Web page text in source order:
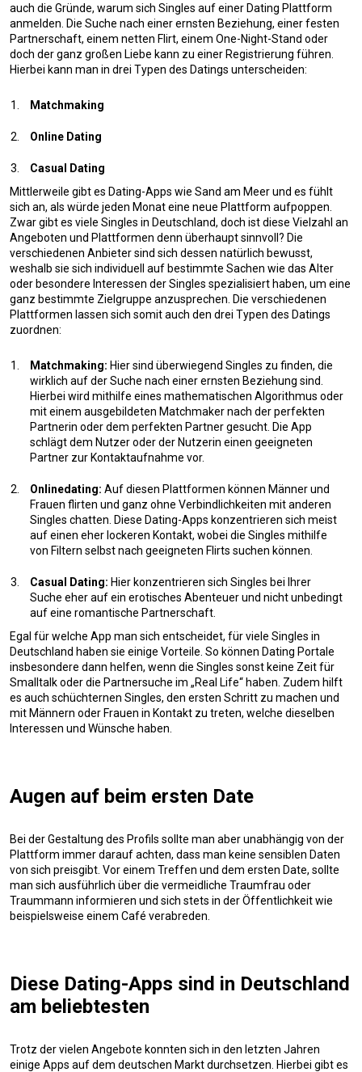
auch die Gründe, warum sich Singles auf einer Dating Plattform
anmelden. Die Suche nach einer ernsten Beziehung, einer festen
Partnerschaft, einem netten Flirt, einem One-Night-Stand oder
doch der ganz großen Liebe kann zu einer Registrierung führen.
Hierbei kann man in drei Typen des Datings unterscheiden:
Matchmaking
Online Dating
Casual Dating
Mittlerweile gibt es Dating-Apps wie Sand am Meer und es fühlt
sich an, als würde jeden Monat eine neue Plattform aufpoppen.
Zwar gibt es viele Singles in Deutschland, doch ist diese Vielzahl an
Angeboten und Plattformen denn überhaupt sinnvoll? Die
verschiedenen Anbieter sind sich dessen natürlich bewusst,
weshalb sie sich individuell auf bestimmte Sachen wie das Alter
oder besondere Interessen der Singles spezialisiert haben, um eine
ganz bestimmte Zielgruppe anzusprechen. Die verschiedenen
Plattformen lassen sich somit auch den drei Typen des Datings
zuordnen:
Matchmaking: Hier sind überwiegend Singles zu finden, die
wirklich auf der Suche nach einer ernsten Beziehung sind.
Hierbei wird mithilfe eines mathematischen Algorithmus oder
mit einem ausgebildeten Matchmaker nach der perfekten
Partnerin oder dem perfekten Partner gesucht. Die App
schlägt dem Nutzer oder der Nutzerin einen geeigneten
Partner zur Kontaktaufnahme vor.
Onlinedating: Auf diesen Plattformen können Männer und
Frauen flirten und ganz ohne Verbindlichkeiten mit anderen
Singles chatten. Diese Dating-Apps konzentrieren sich meist
auf einen eher lockeren Kontakt, wobei die Singles mithilfe
von Filtern selbst nach geeigneten Flirts suchen können.
Casual Dating: Hier konzentrieren sich Singles bei Ihrer
Suche eher auf ein erotisches Abenteuer und nicht unbedingt
auf eine romantische Partnerschaft.
Egal für welche App man sich entscheidet, für viele Singles in
Deutschland haben sie einige Vorteile. So können Dating Portale
insbesondere dann helfen, wenn die Singles sonst keine Zeit für
Smalltalk oder die Partnersuche im „Real Life“ haben. Zudem hilft
es auch schüchternen Singles, den ersten Schritt zu machen und
mit Männern oder Frauen in Kontakt zu treten, welche dieselben
Interessen und Wünsche haben.
Augen auf beim ersten Date
Bei der Gestaltung des Profils sollte man aber unabhängig von der
Plattform immer darauf achten, dass man keine sensiblen Daten
von sich preisgibt. Vor einem Treffen und dem ersten Date, sollte
man sich ausführlich über die vermeidliche Traumfrau oder
Traummann informieren und sich stets in der Öffentlichkeit wie
beispielsweise einem Café verabreden.
Diese Dating-Apps sind in Deutschland
am beliebtesten
Trotz der vielen Angebote konnten sich in den letzten Jahren
einige Apps auf dem deutschen Markt durchsetzen. Hierbei gibt es